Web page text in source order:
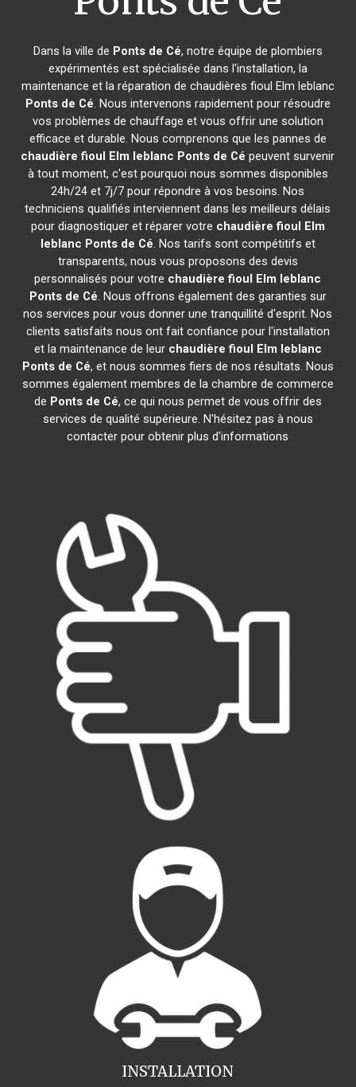
Dans la ville de Ponts de Cé, notre équipe de plombiers
expérimentés est spécialisée dans l'installation, la
maintenance et la réparation de chaudières fioul Elm leblanc
Ponts de Cé. Nous intervenons rapidement pour résoudre
vos problèmes de chauffage et vous offrir une solution
efficace et durable. Nous comprenons que les pannes de
chaudière fioul Elm leblanc Ponts de Cé peuvent survenir
à tout moment, c'est pourquoi nous sommes disponibles
24h/24 et 7j/7 pour répondre à vos besoins. Nos
techniciens qualifiés interviennent dans les meilleurs délais
pour diagnostiquer et réparer votre chaudière fioul Elm
leblanc Ponts de Cé. Nos tarifs sont compétitifs et
transparents, nous vous proposons des devis
personnalisés pour votre chaudière fioul Elm leblanc
Ponts de Cé. Nous offrons également des garanties sur
nos services pour vous donner une tranquillité d'esprit. Nos
clients satisfaits nous ont fait confiance pour l'installation
et la maintenance de leur chaudière fioul Elm leblanc
Ponts de Cé, et nous sommes fiers de nos résultats. Nous
sommes également membres de la chambre de commerce
de Ponts de Cé, ce qui nous permet de vous offrir des
services de qualité supérieure. N'hésitez pas à nous
contacter pour obtenir plus d'informations
INSTALLATION